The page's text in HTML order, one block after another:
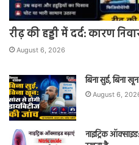
रीढ़ की हड्डी में दर्द: कारण
August 6, 2026
बिना सुई, बिना
August 6,
नाइट्रिक